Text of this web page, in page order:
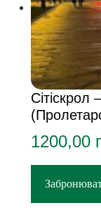
Сітіскрол
1200,00